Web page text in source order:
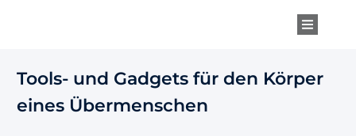
Tools- und Gadgets für den Körper
eines Übermenschen